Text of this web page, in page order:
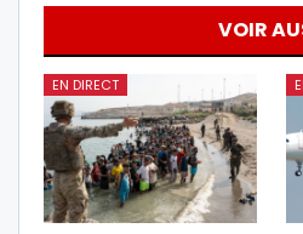
VOIR
EN DIRECT